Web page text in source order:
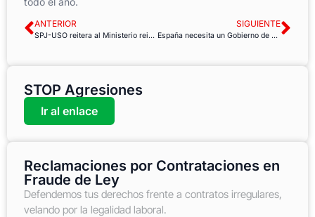
ANTERIOR
SPJ-USO reitera al Ministerio reivindicación sobre cotizaciones de interinos
SIGUIENTE
España necesita un Gobierno de consenso que reconduzca las políticas a favor de las personas
STOP Agresiones
Ir al enlace
Reclamaciones por Contrataciones en
Fraude de Ley
Defendemos tus derechos frente a contratos irregulares,
velando por la legalidad laboral.